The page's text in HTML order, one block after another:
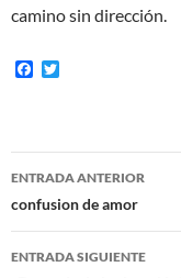
camino sin dirección.
F
o
o
e
r
Navegación
de
entradas
ENTRADA ANTERIOR
confusion de amor
ENTRADA SIGUIENTE